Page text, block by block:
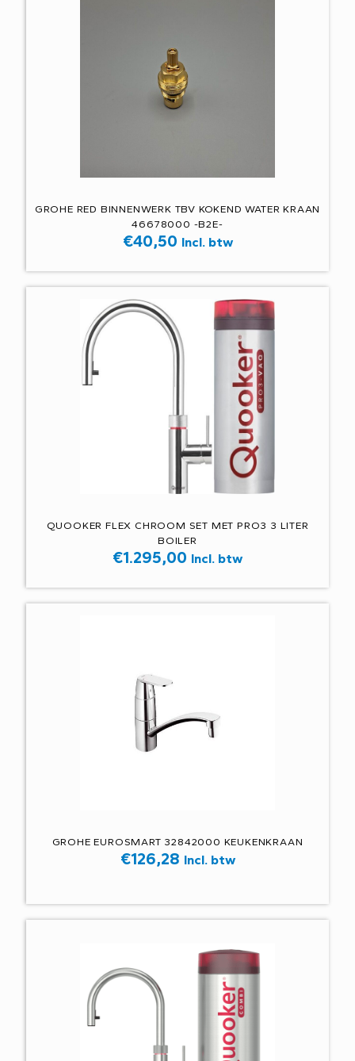
GROHE RED BINNENWERK TBV KOKEND WATER KRAAN
46678000 -B2E-
€40,50 Incl. btw
QUOOKER FLEX CHROOM SET MET PRO3 3 LITER
BOILER
€1.295,00 Incl. btw
GROHE EUROSMART 32842000 KEUKENKRAAN
€126,28 Incl. btw